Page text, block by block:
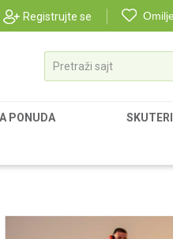
Registrujte se
Pretraži sajt
PONUDA